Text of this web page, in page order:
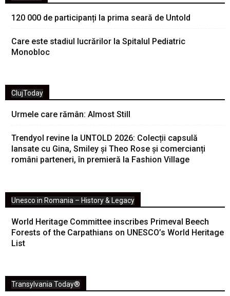
120 000 de participanți la prima seară de Untold
Care este stadiul lucrărilor la Spitalul Pediatric
Monobloc
ClujToday
Urmele care rămân: Almost Still
Trendyol revine la UNTOLD 2026: Colecții capsulă
lansate cu Gina, Smiley și Theo Rose și comercianți
români parteneri, în premieră la Fashion Village
Unesco in Romania – History & Legacy
World Heritage Committee inscribes Primeval Beech
Forests of the Carpathians on UNESCO’s World Heritage
List
Transylvania Today®